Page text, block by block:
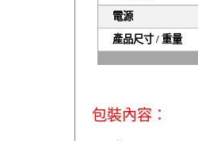
電源
產品尺寸/ 重量
包裝內容：